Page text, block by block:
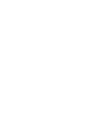
13.20 €